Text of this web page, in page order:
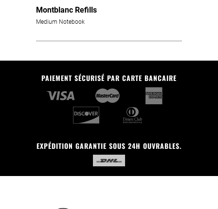
Montblanc Refills
Medium Notebook
PAIEMENT SÉCURISÉ PAR CARTE BANCAIRE
EXPÉDITION GARANTIE SOUS 24H OUVRABLES.